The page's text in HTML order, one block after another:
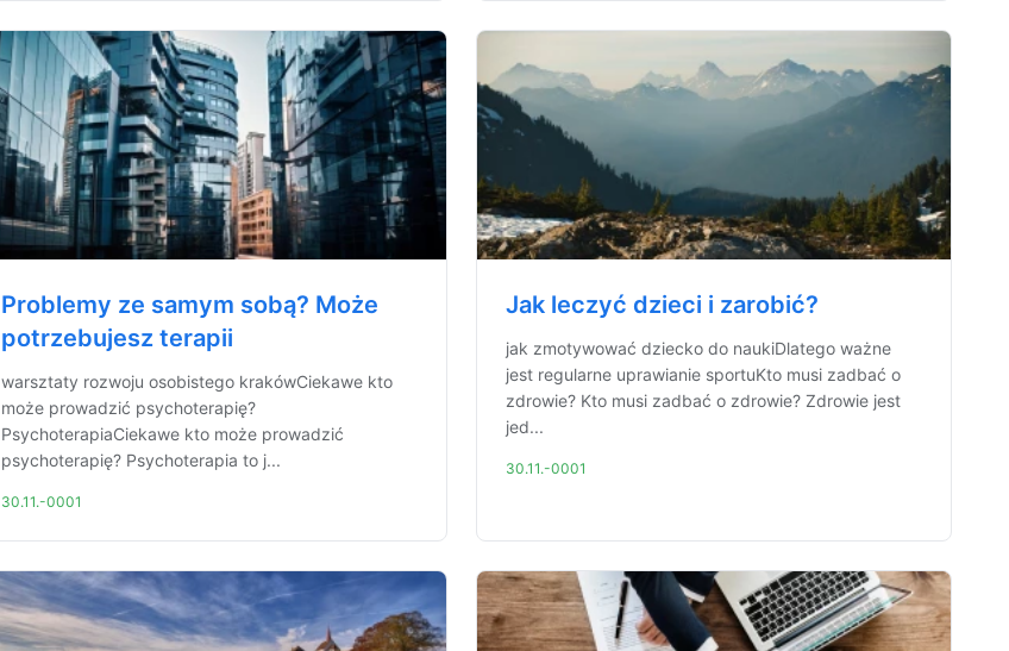
Problemy ze samym sobą? Może
potrzebujesz terapii
warsztaty rozwoju osobistego krakówCiekawe kto
może prowadzić psychoterapię?
PsychoterapiaCiekawe kto może prowadzić
psychoterapię? Psychoterapia to j...
30.11.-0001
Jak leczyć dzieci i zarobić?
jak zmotywować dziecko do naukiDlatego ważne
jest regularne uprawianie sportuKto musi zadbać o
zdrowie? Kto musi zadbać o zdrowie? Zdrowie jest
jed...
30.11.-0001